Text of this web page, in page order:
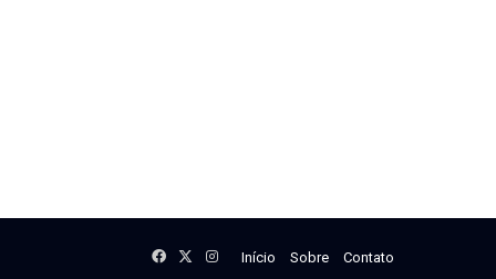
Início Sobre Contato
Facebook
X Instagram